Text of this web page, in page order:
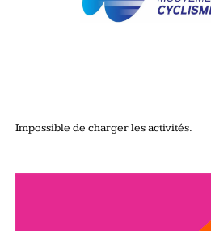
Impossible de charger les activités.